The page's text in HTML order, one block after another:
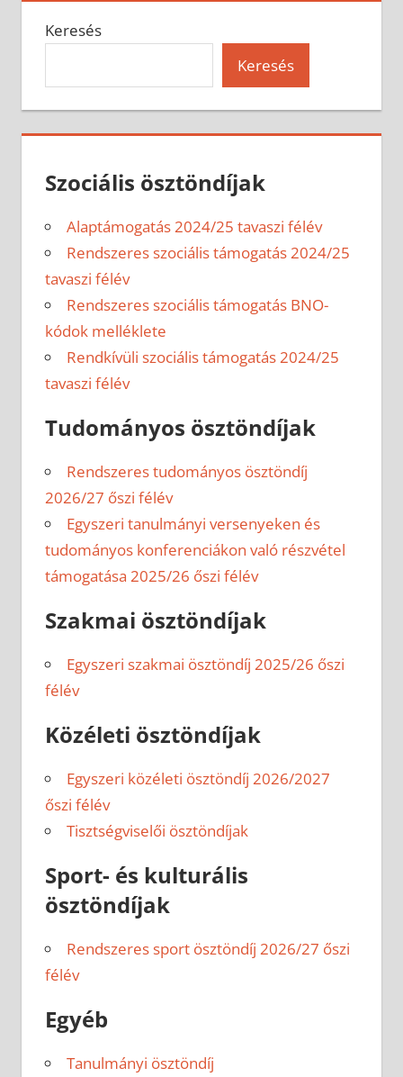
Keresés
Keresés
Szociális ösztöndíjak
Alaptámogatás 2024/25 tavaszi félév
Rendszeres szociális támogatás 2024/25
tavaszi félév
Rendszeres szociális támogatás BNO-
kódok melléklete
Rendkívüli szociális támogatás 2024/25
tavaszi félév
Tudományos ösztöndíjak
Rendszeres tudományos ösztöndíj
2026/27 őszi félév
Egyszeri tanulmányi versenyeken és
tudományos konferenciákon való részvétel
támogatása 2025/26 őszi félév
Szakmai ösztöndíjak
Egyszeri szakmai ösztöndíj 2025/26 őszi
félév
Közéleti ösztöndíjak
Egyszeri közéleti ösztöndíj 2026/2027
őszi félév
Tisztségviselői ösztöndíjak
Sport- és kulturális
ösztöndíjak
Rendszeres sport ösztöndíj 2026/27 őszi
félév
Egyéb
Tanulmányi ösztöndíj